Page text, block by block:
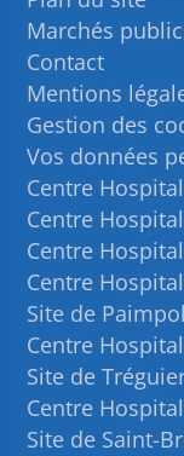
Marchés
Contact
Mentions
Gestion des
Vos données
Centre
Centre
Centre
Centre
Site de Paimpol
Centre
Site de
Centre
Site de Saint-